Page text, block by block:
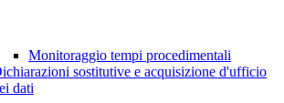
Monitoraggio tempi procedimentali
sostitutive e acquisizione d'ufficio
dati